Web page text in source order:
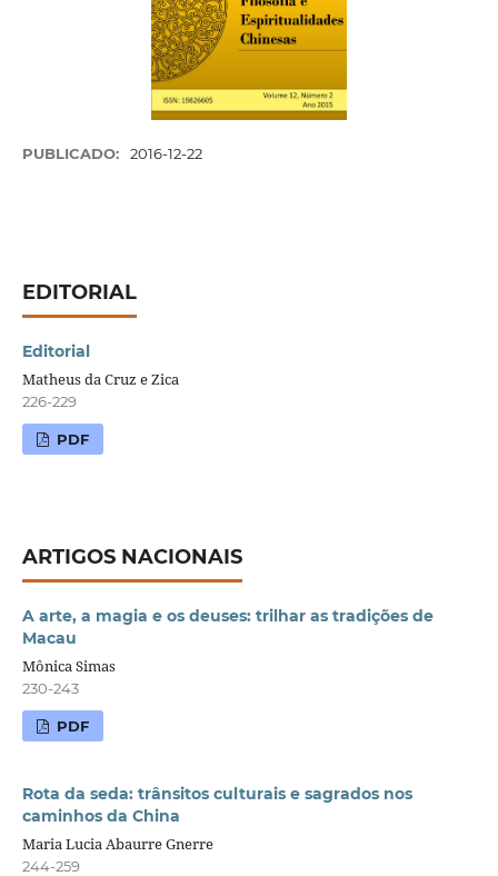
PUBLICADO: 2016-12-22
EDITORIAL
Editorial
Matheus da Cruz e Zica
226-229
PDF
ARTIGOS NACIONAIS
A arte, a magia e os deuses: trilhar as tradições de
Macau
Mônica Simas
230-243
PDF
Rota da seda: trânsitos culturais e sagrados nos
caminhos da China
Maria Lucia Abaurre Gnerre
244-259